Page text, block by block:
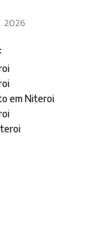
2026
em Niteroi